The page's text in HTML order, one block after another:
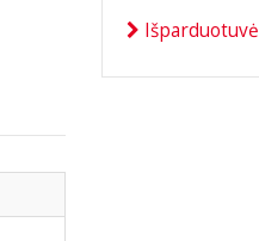
Išparduotuvė